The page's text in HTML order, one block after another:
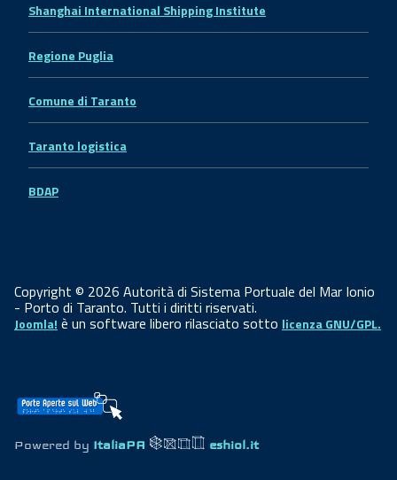
Shanghai International Shipping Institute
Regione Puglia
Comune di Taranto
Taranto logistica
BDAP
Copyright © 2026 Autorità di Sistema Portuale del Mar Ionio
- Porto di Taranto. Tutti i diritti riservati.
Joomla! è un software libero rilasciato sotto licenza GNU/GPL.
Powered by ItaliaPA eshiol.it